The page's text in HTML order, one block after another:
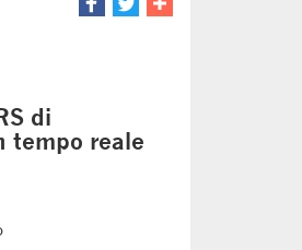
di
tempo reale